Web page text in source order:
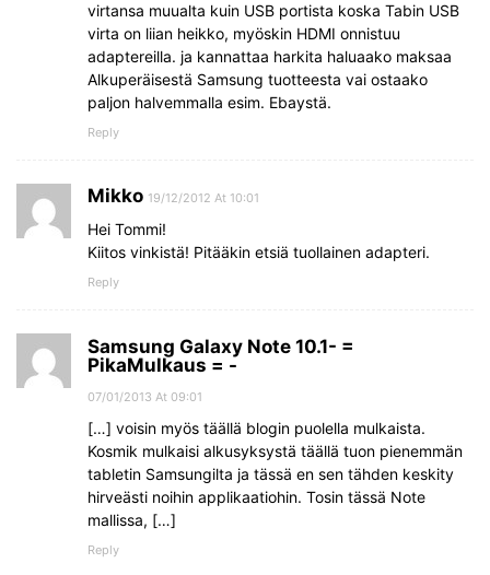
virtansa muualta kuin USB portista koska Tabin USB
virta on liian heikko, myöskin HDMI onnistuu
adaptereilla. ja kannattaa harkita haluaako maksaa
Alkuperäisestä Samsung tuotteesta vai ostaako
paljon halvemmalla esim. Ebaystä.
Reply
Mikko 19/12/2012 At 10:01
Hei Tommi!
Kiitos vinkistä! Pitääkin etsiä tuollainen adapteri.
Reply
Samsung Galaxy Note 10.1- =
PikaMulkaus = -
07/01/2013 At 09:01
[…] voisin myös täällä blogin puolella mulkaista.
Kosmik mulkaisi alkusyksystä täällä tuon pienemmän
tabletin Samsungilta ja tässä en sen tähden keskity
hirveästi noihin applikaatiohin. Tosin tässä Note
mallissa, […]
Reply